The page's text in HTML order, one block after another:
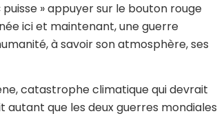
» appuyer sur le bouton rouge
ici et maintenant, une guerre
à savoir son atmosphère, ses
catastrophe climatique qui devrait
autant que les deux guerres mondiales